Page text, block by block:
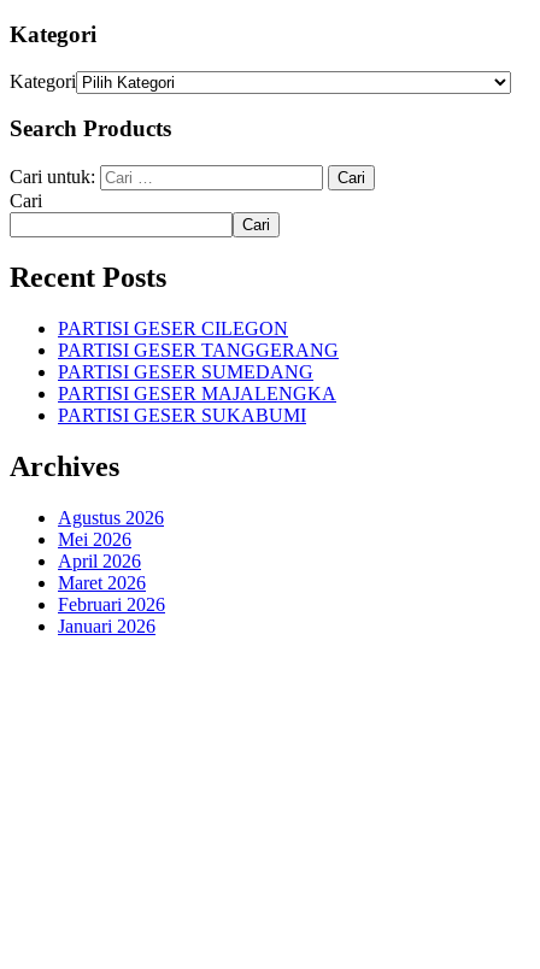
Kategori
Kategori
Search Products
Cari untuk:
Cari
Cari
Recent Posts
PARTISI GESER CILEGON
PARTISI GESER TANGGERANG
PARTISI GESER SUMEDANG
PARTISI GESER MAJALENGKA
PARTISI GESER SUKABUMI
Archives
Agustus 2026
Mei 2026
April 2026
Maret 2026
Februari 2026
Januari 2026